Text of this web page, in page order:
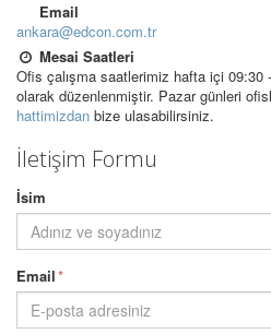
Email
ankara@edcon.com.tr
Mesai Saatleri
Ofis çalışma saatlerimiz hafta içi
olarak düzenlenmiştir. Pazar günleri
hattimizdan bize ulasabilirsiniz.
İletişim Formu
İsim
Email*